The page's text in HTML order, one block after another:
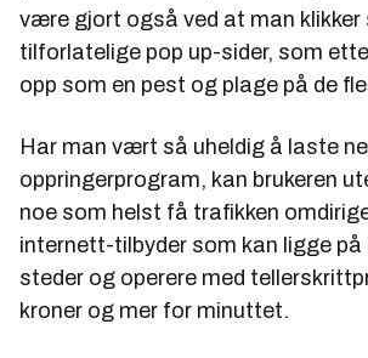
være gjort også ved at man klikker
tilforlatelige pop up-sider, som
opp som en pest og plage på de
Har man vært så uheldig å laste
oppringerprogram, kan brukeren
noe som helst få trafikken
internett-tilbyder som kan ligge på
steder og operere med
kroner og mer for minuttet.